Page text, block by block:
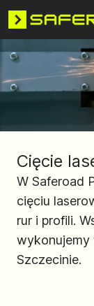
Cięcie
W Saferoad
cięciu
rur i profili.
wykonujemy
Szczecinie.